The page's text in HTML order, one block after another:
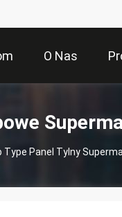
O Nas
Type Panel Tylny